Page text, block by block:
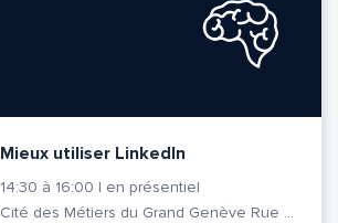
Mieux utiliser LinkedIn
14:30 à 16:00 | en présentiel
Cité des Métiers du Grand Genève Rue Prévost-Martin 6 1205 Genève